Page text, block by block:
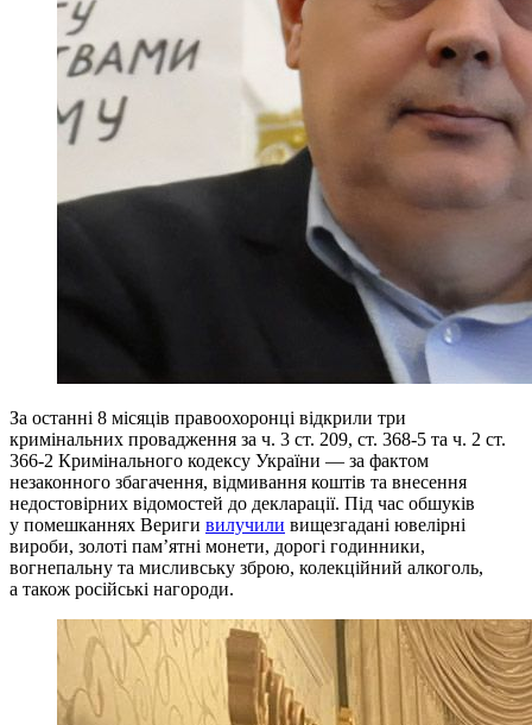
За останні 8 місяців правоохоронці відкрили три
кримінальних провадження за ч. 3 ст. 209, ст. 368-5 та ч. 2 ст.
366-2 Кримінального кодексу України — за фактом
незаконного збагачення, відмивання коштів та внесення
недостовірних відомостей до декларації. Під час обшуків
у помешканнях Вериги вилучили вищезгадані ювелірні
вироби, золоті пам’ятні монети, дорогі годинники,
вогнепальну та мисливську зброю, колекційний алкоголь,
а також російські нагороди.